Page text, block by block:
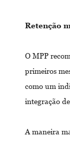
Retenção
O MPP
primeiros
como um
integração
A maneira